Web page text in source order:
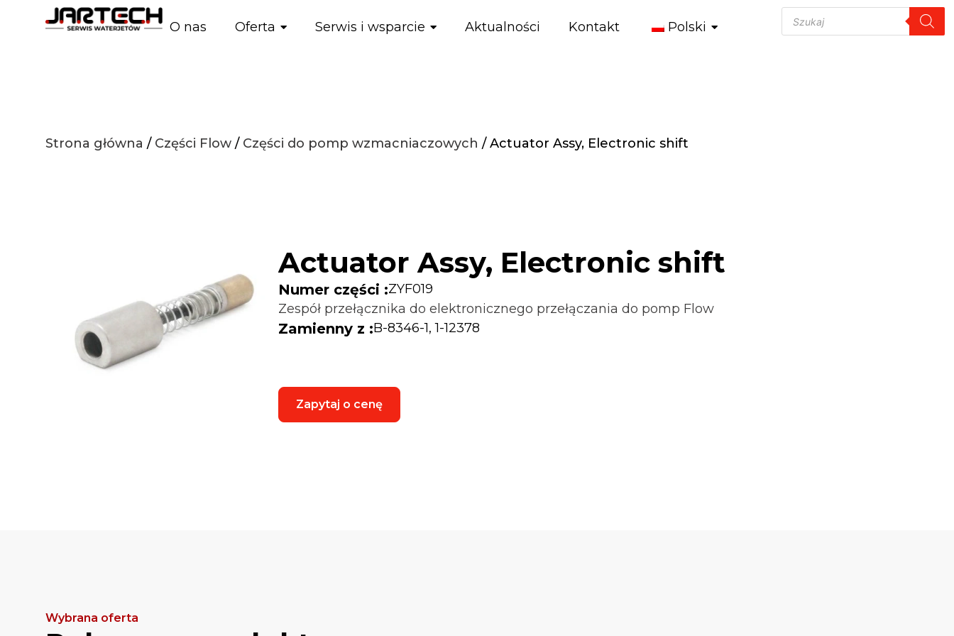
O nas Oferta Serwis i wsparcie Aktualności Kontakt Polski
Strona główna / Części Flow / Części do pomp wzmacniaczowych / Actuator Assy, Electronic shift
Actuator Assy, Electronic shift
Numer części :ZYF019
Zespół przełącznika do elektronicznego przełączania do pomp Flow
Zamienny z :B-8346-1, 1-12378
Zapytaj o cenę
Wybrana oferta